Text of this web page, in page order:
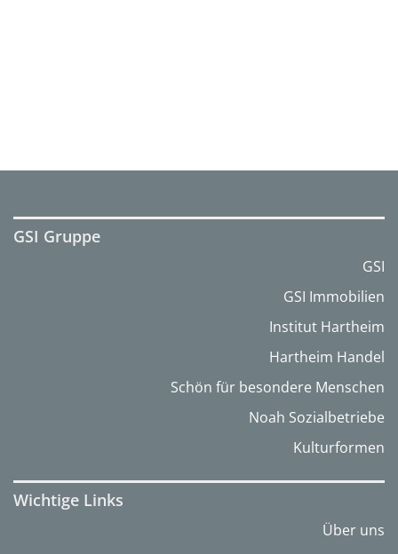
GSI Gruppe
GSI
GSI Immobilien
Institut Hartheim
Hartheim Handel
Schön für besondere Menschen
Noah Sozialbetriebe
Kulturformen
Wichtige Links
Über uns